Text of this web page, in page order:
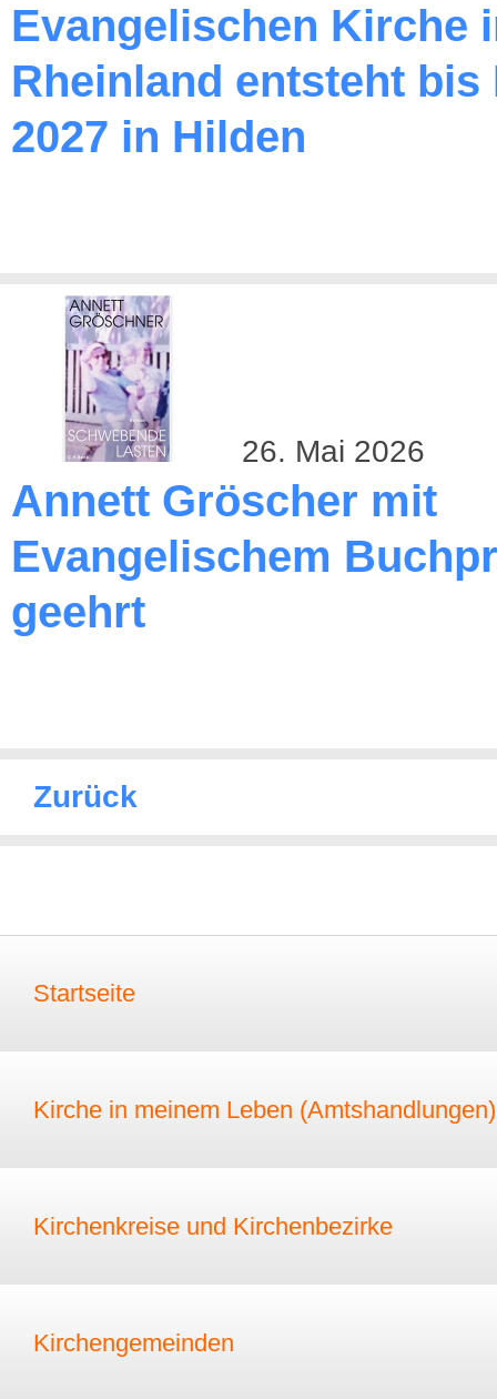
Evangelischen Kirche
Rheinland entsteht bis
2027 in Hilden
26. Mai 2026
Annett Gröscher mit
Evangelischem
geehrt
Zurück
Startseite
Kirche in meinem Leben (Amtshandlungen)
Kirchenkreise und Kirchenbezirke
Kirchengemeinden